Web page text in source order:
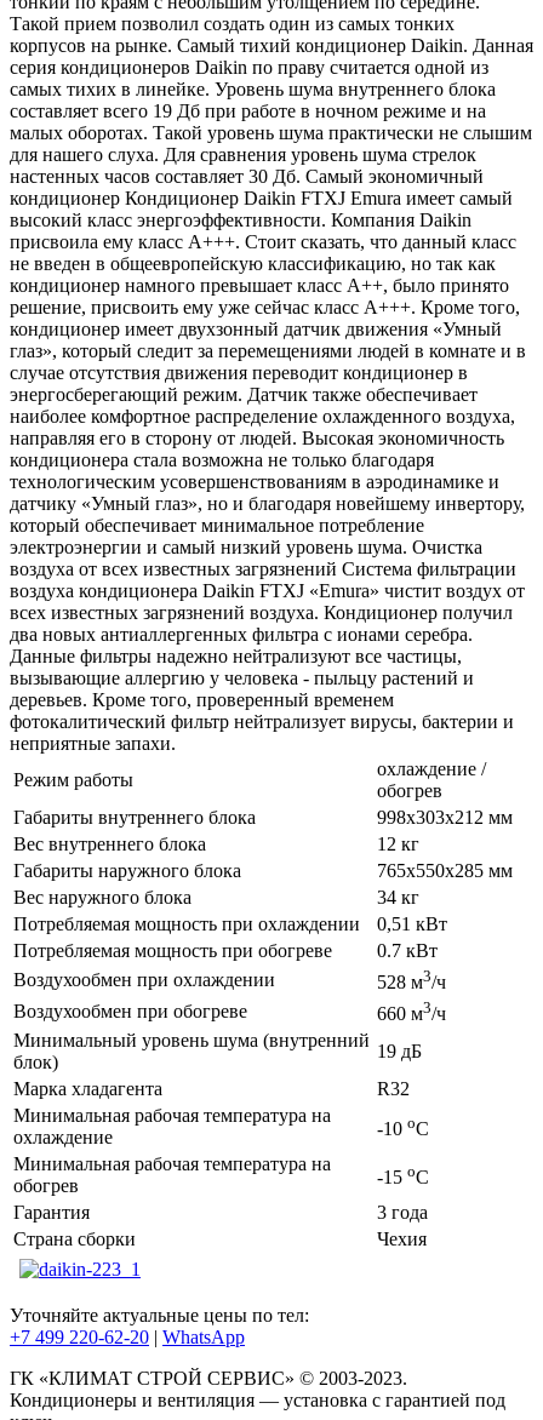
Такой прием позволил создать один из самых тонких
корпусов на рынке. Самый тихий кондиционер Daikin. Данная
серия кондиционеров Daikin по праву считается одной из
самых тихих в линейке. Уровень шума внутреннего блока
составляет всего 19 Дб при работе в ночном режиме и на
малых оборотах. Такой уровень шума практически не слышим
для нашего слуха. Для сравнения уровень шума стрелок
настенных часов составляет 30 Дб. Самый экономичный
кондиционер Кондиционер Daikin FTXJ Emura имеет самый
высокий класс энергоэффективности. Компания Daikin
присвоила ему класс А+++. Стоит сказать, что данный класс
не введен в общеевропейскую классификацию, но так как
кондиционер намного превышает класс А++, было принято
решение, присвоить ему уже сейчас класс А+++. Кроме того,
кондиционер имеет двухзонный датчик движения «Умный
глаз», который следит за перемещениями людей в комнате и в
случае отсутствия движения переводит кондиционер в
энергосберегающий режим. Датчик также обеспечивает
наиболее комфортное распределение охлажденного воздуха,
направляя его в сторону от людей. Высокая экономичность
кондиционера стала возможна не только благодаря
технологическим усовершенствованиям в аэродинамике и
датчику «Умный глаз», но и благодаря новейшему инвертору,
который обеспечивает минимальное потребление
электроэнергии и самый низкий уровень шума. Очистка
воздуха от всех известных загрязнений Система фильтрации
воздуха кондиционера Daikin FTXJ «Emura» чистит воздух от
всех известных загрязнений воздуха. Кондиционер получил
два новых антиаллергенных фильтра с ионами серебра.
Данные фильтры надежно нейтрализуют все частицы,
вызывающие аллергию у человека - пыльцу растений и
деревьев. Кроме того, проверенный временем
фотокалитический фильтр нейтрализует вирусы, бактерии и
неприятные запахи.
Режим работы
охлаждение /
обогрев
Габариты внутреннего блока
998х303х212 мм
Вес внутреннего блока
12 кг
Габариты наружного блока
765x550x285 мм
Вес наружного блока
34 кг
Потребляемая мощность при охлаждении
0,51 кВт
Потребляемая мощность при обогреве
0.7 кВт
Воздухообмен при охлаждении
528 м3/ч
Воздухообмен при обогреве
660 м3/ч
Минимальный уровень шума (внутренний
блок)
19 дБ
Марка хладагента
R32
Минимальная рабочая температура на
охлаждение
-10 oC
Минимальная рабочая температура на
обогрев
-15 oC
Гарантия
3 года
Страна сборки
Чехия
Уточняйте актуальные цены по тел:
+7 499 220-62-20 | WhatsАpp
ГК «КЛИМАТ СТРОЙ СЕРВИС» © 2003-2023.
Кондиционеры и вентиляция — установка с гарантией под